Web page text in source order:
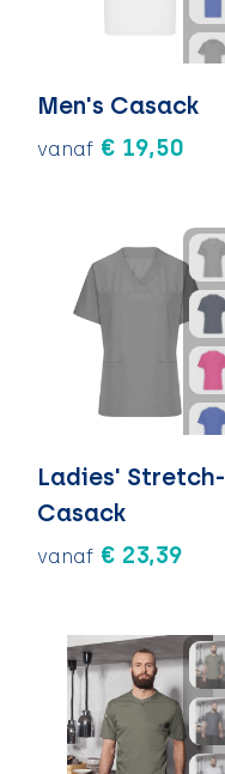
Men's Casack
vanaf € 19,50
Ladies' Stretch-
Casack
vanaf € 23,39